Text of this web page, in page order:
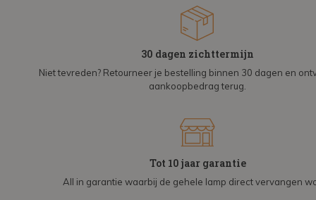
30 dagen zichttermijn
Niet tevreden? Retourneer je bestelling binnen 30 dagen en
aankoopbedrag terug.
Tot 10 jaar garantie
All in garantie waarbij de gehele lamp direct vervangen